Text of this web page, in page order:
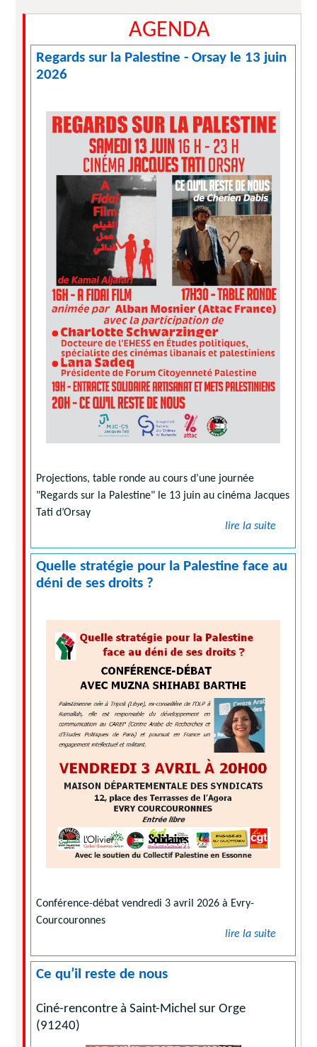
AGENDA
Regards sur la Palestine - Orsay le 13 juin
2026
Projections, table ronde au cours d’une journée
"Regards sur la Palestine" le 13 juin au cinéma Jacques
Tati d’Orsay
lire la suite
Quelle stratégie pour la Palestine face au
déni de ses droits ?
Conférence-débat vendredi 3 avril 2026 à Evry-
Courcouronnes
lire la suite
Ce qu’il reste de nous
Ciné-rencontre à Saint-Michel sur Orge
(91240)